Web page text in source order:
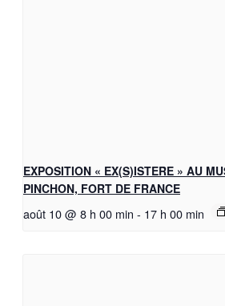
EXPOSITION « EX(S)ISTERE » AU
PINCHON, FORT DE FRANCE
août 10 @ 8 h 00 min - 17 h 00 min